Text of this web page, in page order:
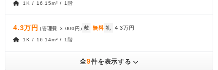
1K / 16.15m² / 1階
4.3万円 (管理費 3,000円) 敷 無料 礼 4.3万円
1K / 16.14m² / 1階
全9件を表示する